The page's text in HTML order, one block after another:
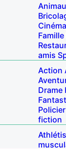
Cinéma
Famille
amis
Action
Drame
Policier
fiction